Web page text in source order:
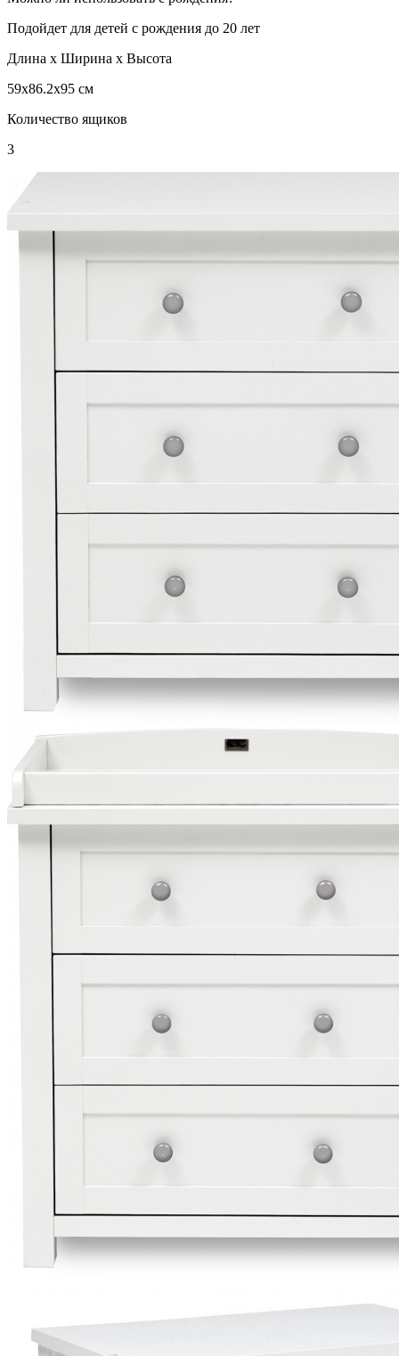
Подойдет для детей с рождения до 20 лет
Длина х Ширина х Высота
59x86.2x95 см
Количество ящиков
3